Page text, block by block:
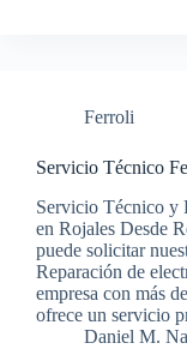
Ferroli
Servicio Técnico
Servicio Técnico y
en Rojales Desde
puede solicitar
Reparación de
empresa con más
ofrece un servicio
Daniel M.